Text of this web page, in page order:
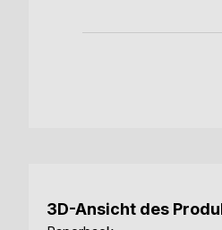
3D-Ansicht des